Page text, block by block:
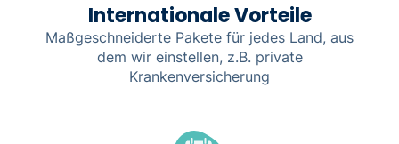
Internationale Vorteile
Maßgeschneiderte Pakete für jedes Land, aus
dem wir einstellen, z.B. private
Krankenversicherung